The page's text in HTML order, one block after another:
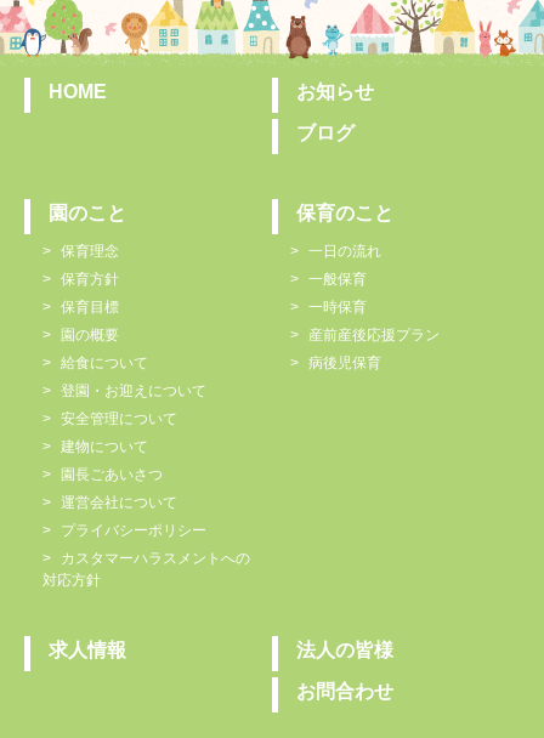
HOME
お知らせ
ブログ
園のこと
保育理念
保育方針
保育目標
園の概要
給食について
登園・お迎えについて
安全管理について
建物について
園長ごあいさつ
運営会社について
プライバシーポリシー
カスタマーハラスメントへの
対応方針
保育のこと
一日の流れ
一般保育
一時保育
産前産後応援プラン
病後児保育
求人情報
法人の皆様
お問合わせ